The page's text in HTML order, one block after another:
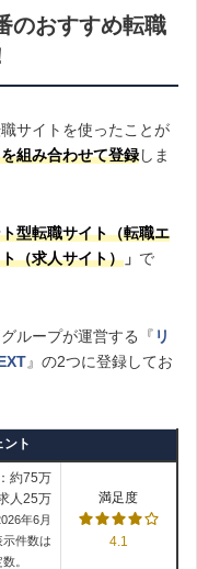
のおすすめ転職
サイトを使ったことが
組み合わせて登録しま
型転職サイト（転職エ
（求人サイト） 」 で
ループが運営する『 リ
』の2つに登録してお
ト
約75万
人25万
年6月
件数は
。
満足度
4.1